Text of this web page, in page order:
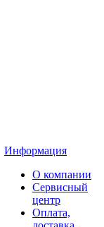
Информация
О компании
Сервисный
центр
Оплата,